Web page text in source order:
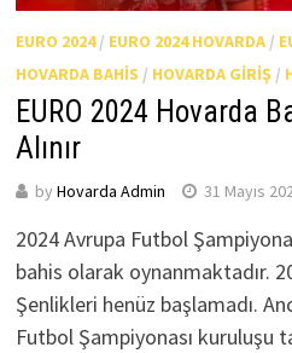
EURO 2024/ EURO 2024 HOVARDA/
HOVARDA BAHIS / HOVARDA GIRIŞ/
EURO 2024 Hovarda
Alınır
by Hovarda Admin 31 Mayıs
2024 Avrupa Futbol
bahis olarak oynanmaktadır.
Şenlikleri henüz başlamadı.
Futbol Şampiyonası kuruluşu